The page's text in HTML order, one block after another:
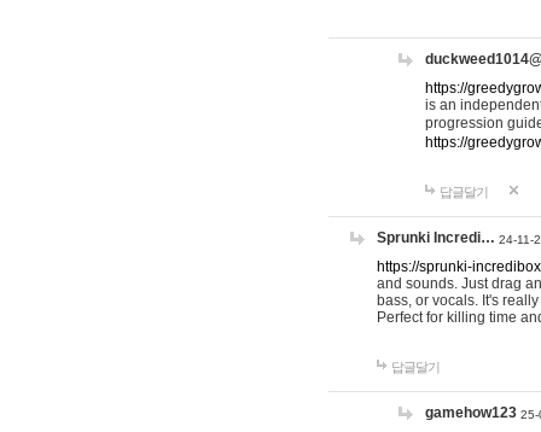
https://
is an
progression
https://
답글달기
Sprunki Incredi… 24-11-
https://sprunki-
and sounds. Just drag
bass, or vocals. It's
Perfect for killing time
답글달기
gamehow123 25-